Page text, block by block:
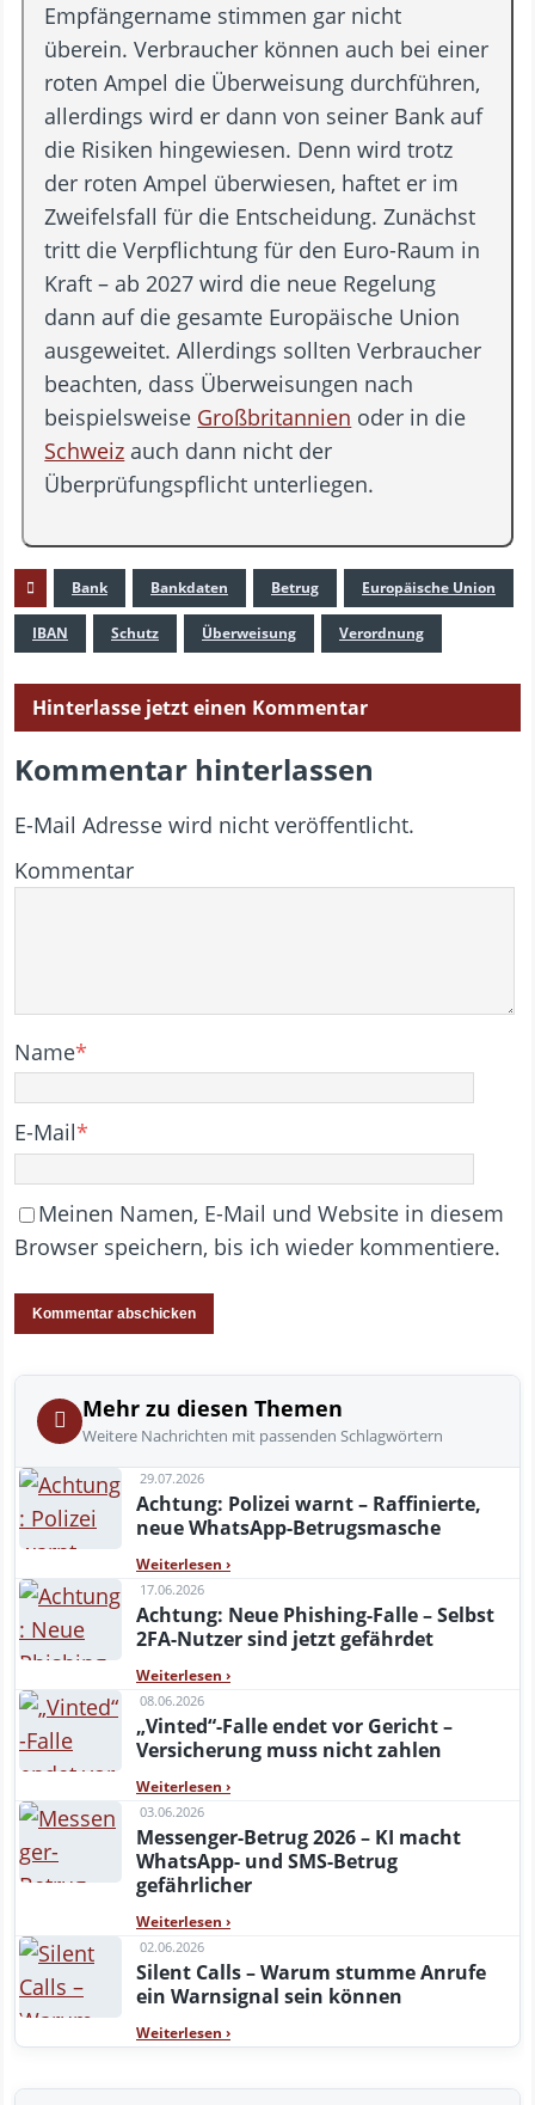
Empfängername stimmen gar nicht
überein. Verbraucher können auch bei einer
roten Ampel die Überweisung durchführen,
allerdings wird er dann von seiner Bank auf
die Risiken hingewiesen. Denn wird trotz
der roten Ampel überwiesen, haftet er im
Zweifelsfall für die Entscheidung. Zunächst
tritt die Verpflichtung für den Euro-Raum in
Kraft – ab 2027 wird die neue Regelung
dann auf die gesamte Europäische Union
ausgeweitet. Allerdings sollten Verbraucher
beachten, dass Überweisungen nach
beispielsweise Großbritannien oder in die
Schweiz auch dann nicht der
Überprüfungspflicht unterliegen.
Bank Bankdaten Betrug Europäische Union
IBAN Schutz Überweisung Verordnung
Hinterlasse jetzt einen Kommentar
Kommentar hinterlassen
E-Mail Adresse wird nicht veröffentlicht.
Kommentar
Name*
E-Mail*
Meinen Namen, E-Mail und Website in diesem
Browser speichern, bis ich wieder kommentiere.
Mehr zu diesen Themen
Weitere Nachrichten mit passenden Schlagwörtern
29.07.2026
Achtung: Polizei warnt – Raffinierte,
neue WhatsApp-Betrugsmasche
Weiterlesen ›
17.06.2026
Achtung: Neue Phishing-Falle – Selbst
2FA-Nutzer sind jetzt gefährdet
Weiterlesen ›
08.06.2026
„Vinted“-Falle endet vor Gericht –
Versicherung muss nicht zahlen
Weiterlesen ›
03.06.2026
Messenger-Betrug 2026 – KI macht
WhatsApp- und SMS-Betrug
gefährlicher
Weiterlesen ›
02.06.2026
Silent Calls – Warum stumme Anrufe
ein Warnsignal sein können
Weiterlesen ›